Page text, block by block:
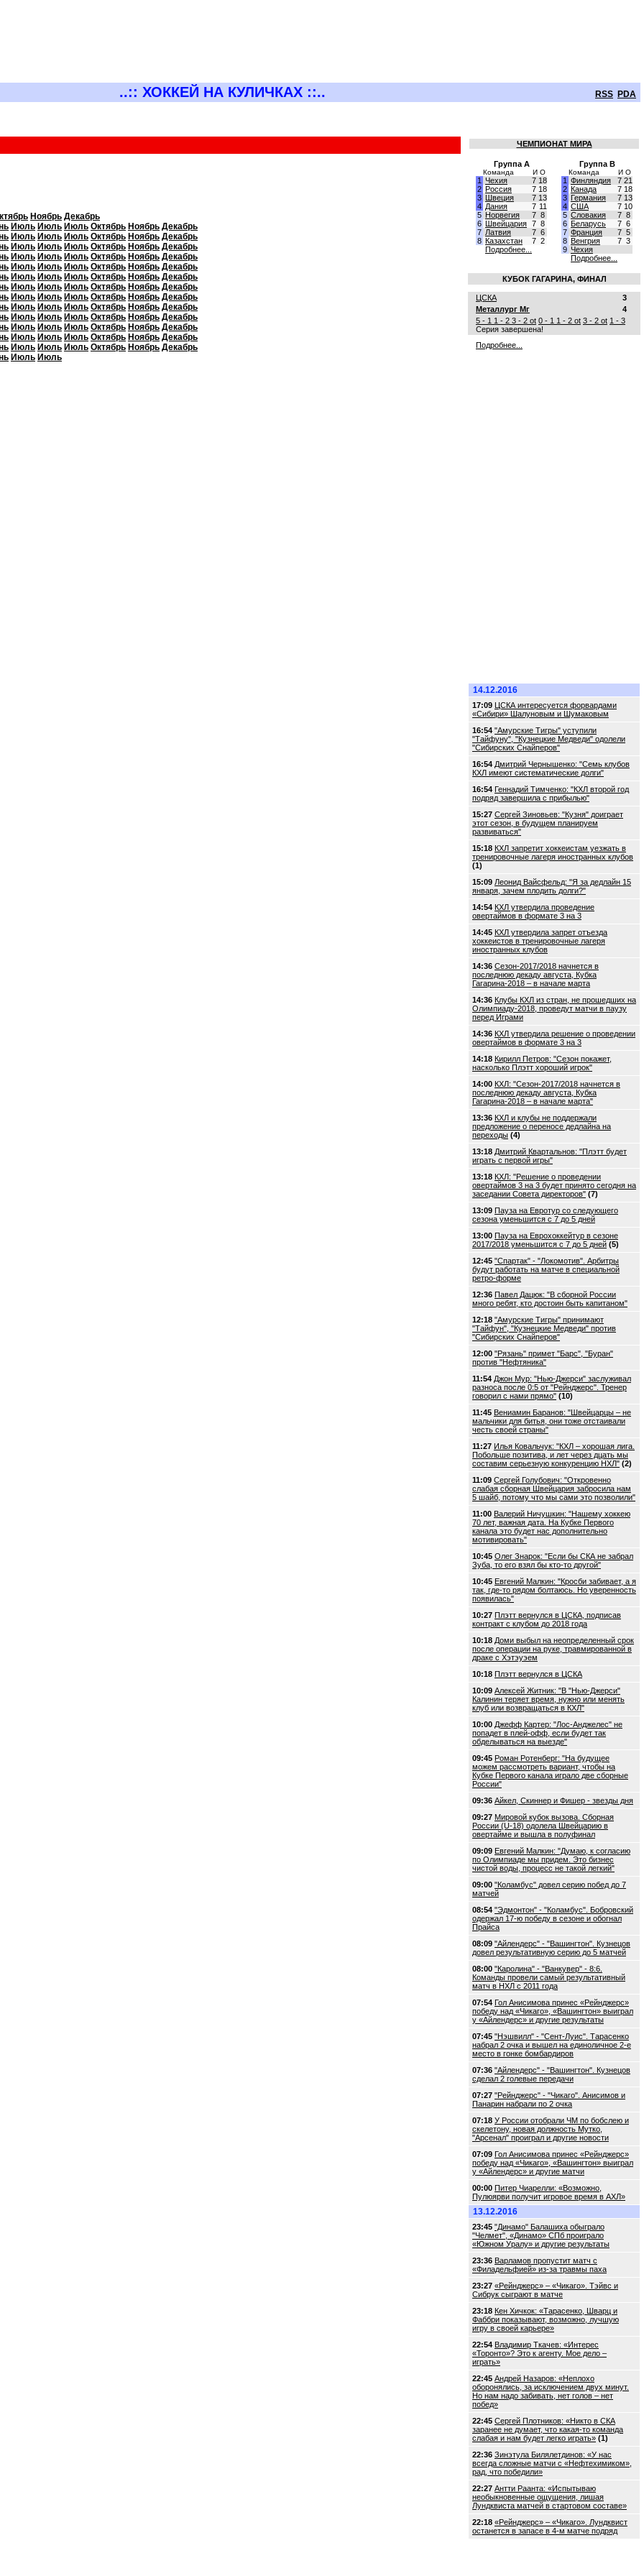
..:: ХОККЕЙ НА КУЛИЧКАХ ::.. RSS PDA
Ноябрь Декабрь
Июль Июль Июль Октябрь Ноябрь Декабрь
Июль Июль Июль Октябрь Ноябрь Декабрь
Июль Июль Июль Октябрь Ноябрь Декабрь
Июль Июль Июль Октябрь Ноябрь Декабрь
Июль Июль Июль Октябрь Ноябрь Декабрь
Июль Июль Июль Октябрь Ноябрь Декабрь
Июль Июль Июль Октябрь Ноябрь Декабрь
Июль Июль Июль Октябрь Ноябрь Декабрь
Июль Июль Июль Октябрь Ноябрь Декабрь
Июль Июль Июль Октябрь Ноябрь Декабрь
Июль Июль Июль Октябрь Ноябрь Декабрь
Июль Июль Июль Октябрь Ноябрь Декабрь
Июль Июль Июль Октябрь Ноябрь Декабрь
Июль Июль
ЧЕМПИОНАТ МИРА
Группа A
Команда И О
1 Чехия 7 18
2 Россия 7 18
3 Швеция 7 13
4 Дания 7 11
5 Норвегия 7 8
6 Швейцария 7 8
7 Латвия 7 6
8 Казахстан 7 2
Подробнее...
Группа B
Команда И О
1 Финляндия 7 21
2 Канада 7 18
3 Германия 7 13
4 США 7 10
5 Словакия 7 8
6 Беларусь 7 6
7 Франция 7 5
8 Венгрия 7 3
9 Чехия
Подробнее...
КУБОК ГАГАРИНА, ФИНАЛ
ЦСКА
3
Металлург Мг
4
5 - 1 1 - 2 3 - 2 ot 0 - 1 1 - 2 ot 3 - 2 ot 1 - 3
Серия завершена!
Подробнее...
14.12.2016
17:09 ЦСКА интересуется форвардами
«Сибири» Шалуновым и Шумаковым
16:54 "Амурские Тигры" уступили
"Тайфуну", "Кузнецкие Медведи" одолели
"Сибирских Снайперов"
16:54 Дмитрий Чернышенко: "Семь клубов
КХЛ имеют систематические долги"
16:54 Геннадий Тимченко: "КХЛ второй год
подряд завершила с прибылью"
15:27 Сергей Зиновьев: "Кузня" доиграет
этот сезон, в будущем планируем
развиваться"
15:18 КХЛ запретит хоккеистам уезжать в
тренировочные лагеря иностранных клубов
(1)
15:09 Леонид Вайсфельд: "Я за дедлайн 15
января, зачем плодить долги?"
14:54 КХЛ утвердила проведение
овертаймов в формате 3 на 3
14:45 КХЛ утвердила запрет отъезда
хоккеистов в тренировочные лагеря
иностранных клубов
14:36 Сезон-2017/2018 начнется в
последнюю декаду августа, Кубка
Гагарина-2018 – в начале марта
14:36 Клубы КХЛ из стран, не прошедших на
Олимпиаду-2018, проведут матчи в паузу
перед Играми
14:36 КХЛ утвердила решение о проведении
овертаймов в формате 3 на 3
14:18 Кирилл Петров: "Сезон покажет,
насколько Плэтт хороший игрок"
14:00 КХЛ: "Сезон-2017/2018 начнется в
последнюю декаду августа, Кубка
Гагарина-2018 – в начале марта"
13:36 КХЛ и клубы не поддержали
предложение о переносе дедлайна на
переходы (4)
13:18 Дмитрий Квартальнов: "Плэтт будет
играть с первой игры"
13:18 КХЛ: "Решение о проведении
овертаймов 3 на 3 будет принято сегодня на
заседании Совета директоров" (7)
13:09 Пауза на Евротур со следующего
сезона уменьшится с 7 до 5 дней
13:00 Пауза на Еврохоккейтур в сезоне
2017/2018 уменьшится с 7 до 5 дней (5)
12:45 "Спартак" - "Локомотив". Арбитры
будут работать на матче в специальной
ретро-форме
12:36 Павел Дацюк: "В сборной России
много ребят, кто достоин быть капитаном"
12:18 "Амурские Тигры" принимают
"Тайфун", "Кузнецкие Медведи" против
"Сибирских Снайперов"
12:00 "Рязань" примет "Барс", "Буран"
против "Нефтяника"
11:54 Джон Мур: "Нью-Джерси" заслуживал
разноса после 0:5 от "Рейнджерс". Тренер
говорил с нами прямо" (10)
11:45 Вениамин Баранов: "Швейцарцы – не
мальчики для битья, они тоже отстаивали
честь своей страны"
11:27 Илья Ковальчук: "КХЛ – хорошая лига.
Побольше позитива, и лет через дцать мы
составим серьезную конкуренцию НХЛ" (2)
11:09 Сергей Голубович: "Откровенно
слабая сборная Швейцария забросила нам
5 шайб, потому что мы сами это позволили"
11:00 Валерий Ничушкин: "Нашему хоккею
70 лет, важная дата. На Кубке Первого
канала это будет нас дополнительно
мотивировать"
10:45 Олег Знарок: "Если бы СКА не забрал
Зуба, то его взял бы кто-то другой"
10:45 Евгений Малкин: "Кросби забивает, а я
так, где-то рядом болтаюсь. Но уверенность
появилась"
10:27 Плэтт вернулся в ЦСКА, подписав
контракт с клубом до 2018 года
10:18 Доми выбыл на неопределенный срок
после операции на руке, травмированной в
драке с Хэтэуэем
10:18 Плэтт вернулся в ЦСКА
10:09 Алексей Житник: "В "Нью-Джерси"
Калинин теряет время, нужно или менять
клуб или возвращаться в КХЛ"
10:00 Джефф Картер: "Лос-Анджелес" не
попадет в плей-офф, если будет так
обделываться на выезде"
09:45 Роман Ротенберг: "На будущее
можем рассмотреть вариант, чтобы на
Кубке Первого канала играло две сборные
России"
09:36 Айкел, Скиннер и Фишер - звезды дня
09:27 Мировой кубок вызова. Сборная
России (U-18) одолела Швейцарию в
овертайме и вышла в полуфинал
09:09 Евгений Малкин: "Думаю, к согласию
по Олимпиаде мы придем. Это бизнес
чистой воды, процесс не такой легкий"
09:00 "Коламбус" довел серию побед до 7
матчей
08:54 "Эдмонтон" - "Коламбус". Бобровский
одержал 17-ю победу в сезоне и обогнал
Прайса
08:09 "Айлендерс" - "Вашингтон". Кузнецов
довел результативную серию до 5 матчей
08:00 "Каролина" - "Ванкувер" - 8:6.
Команды провели самый результативный
матч в НХЛ с 2011 года
07:54 Гол Анисимова принес «Рейнджерс»
победу над «Чикаго», «Вашингтон» выиграл
у «Айлендерс» и другие результаты
07:45 "Нэшвилл" - "Сент-Луис". Тарасенко
набрал 2 очка и вышел на единоличное 2-е
место в гонке бомбардиров
07:36 "Айлендерс" - "Вашингтон". Кузнецов
сделал 2 голевые передачи
07:27 "Рейнджерс" - "Чикаго". Анисимов и
Панарин набрали по 2 очка
07:18 У России отобрали ЧМ по бобслею и
скелетону, новая должность Мутко,
"Арсенал" проиграл и другие новости
07:09 Гол Анисимова принес «Рейнджерс»
победу над «Чикаго», «Вашингтон» выиграл
у «Айлендерс» и другие матчи
00:00 Питер Чиарелли: «Возможно,
Пулюярви получит игровое время в АХЛ»
13.12.2016
23:45 "Динамо" Балашиха обыграло
"Челмет", «Динамо» СПб проиграло
«Южном Уралу» и другие результаты
23:36 Варламов пропустит матч с
«Филадельфией» из-за травмы паха
23:27 «Рейнджерс» – «Чикаго». Тэйвс и
Сибрук сыграют в матче
23:18 Кен Хичкок: «Тарасенко, Шварц и
Фаббри показывают, возможно, лучшую
игру в своей карьере»
22:54 Владимир Ткачев: «Интерес
«Торонто»? Это к агенту. Мое дело –
играть»
22:45 Андрей Назаров: «Неплохо
оборонялись, за исключением двух минут.
Но нам надо забивать, нет голов – нет
побед»
22:45 Сергей Плотников: «Никто в СКА
заранее не думает, что какая-то команда
слабая и нам будет легко играть» (1)
22:36 Зинэтула Билялетдинов: «У нас
всегда сложные матчи с «Нефтехимиком»,
рад, что победили»
22:27 Антти Раанта: «Испытываю
необыкновенные ощущения, лишая
Лундквиста матчей в стартовом составе»
22:18 «Рейнджерс» – «Чикаго». Лундквист
останется в запасе в 4-м матче подряд